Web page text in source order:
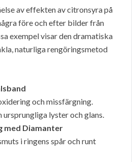
av effekten av citronsyra på
före och efter bilder från
exempel visar den dramatiska
naturliga rengöringsmetod
och missfärgning.
lyster och glans.
med Diamanter
i ringens spår och runt